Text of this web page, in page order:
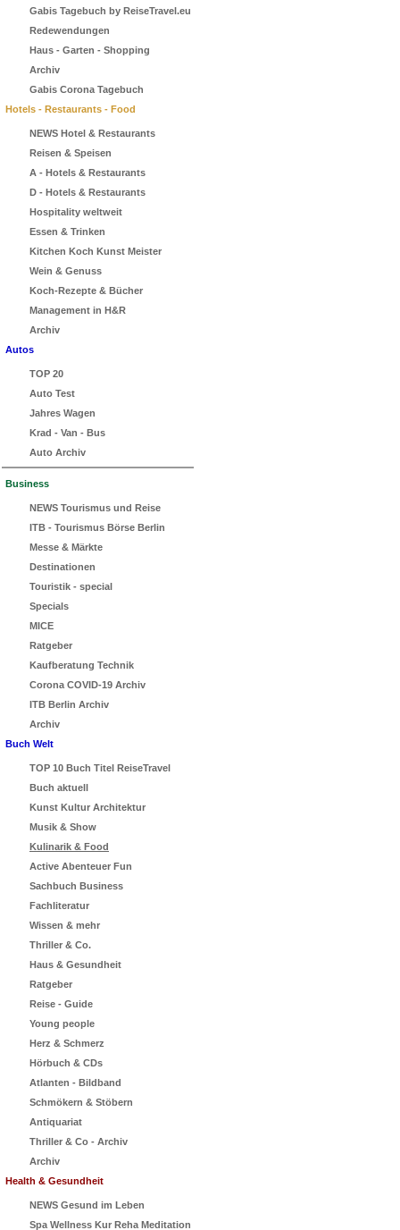
Gabis Tagebuch by ReiseTravel.eu
Redewendungen
Haus - Garten - Shopping
Archiv
Gabis Corona Tagebuch
Hotels - Restaurants - Food
NEWS Hotel & Restaurants
Reisen & Speisen
A - Hotels & Restaurants
D - Hotels & Restaurants
Hospitality weltweit
Essen & Trinken
Kitchen Koch Kunst Meister
Wein & Genuss
Koch-Rezepte & Bücher
Management in H&R
Archiv
Autos
TOP 20
Auto Test
Jahres Wagen
Krad - Van - Bus
Auto Archiv
Business
NEWS Tourismus und Reise
ITB - Tourismus Börse Berlin
Messe & Märkte
Destinationen
Touristik - special
Specials
MICE
Ratgeber
Kaufberatung Technik
Corona COVID-19 Archiv
ITB Berlin Archiv
Archiv
Buch Welt
TOP 10 Buch Titel ReiseTravel
Buch aktuell
Kunst Kultur Architektur
Musik & Show
Kulinarik & Food
Active Abenteuer Fun
Sachbuch Business
Fachliteratur
Wissen & mehr
Thriller & Co.
Haus & Gesundheit
Ratgeber
Reise - Guide
Young people
Herz & Schmerz
Hörbuch & CDs
Atlanten - Bildband
Schmökern & Stöbern
Antiquariat
Thriller & Co - Archiv
Archiv
Health & Gesundheit
NEWS Gesund im Leben
Spa Wellness Kur Reha Meditation